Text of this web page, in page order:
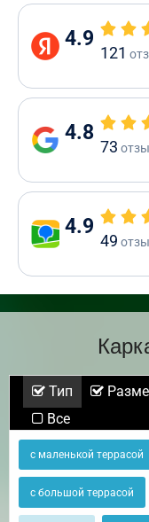
4.9
121
4.8
73
4.9
49
Тип
Все
с маленькой террасой
с большой террасой